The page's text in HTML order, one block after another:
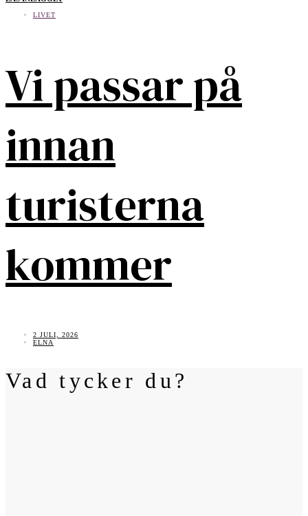
LIVET
Vi passar på
innan
turisterna
kommer
2 JULI, 2026
ELNA
Vad tycker du?